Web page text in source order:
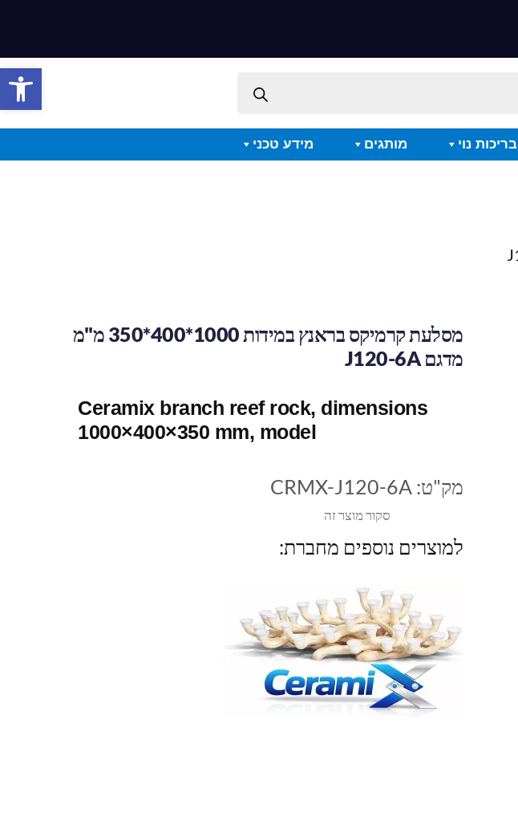
פתח
בריכות נוי מותגים מידע טכני
מסלעת קרמיקס בראנץ במידות 1000*400*350 מ"מ
מדגם J120-6A
Ceramix branch reef rock, dimensions
1000×400×350 mm, model
סקור מוצר זה
מק"ט:CRMX-J120-6A
למוצרים נוספים מחברת: